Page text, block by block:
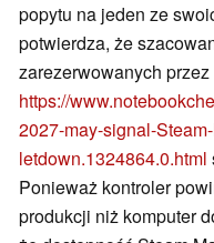
popytu na jeden ze
potwierdza, że
zarezerwowanych
https://
2027-may-signal-
letdown.1324864.0.html
Ponieważ kontroler
produkcji niż komputer